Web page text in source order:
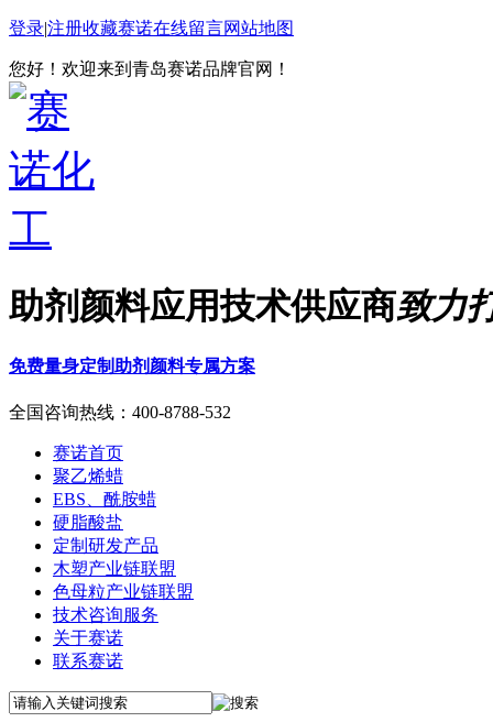
登录|注册收藏赛诺在线留言网站地图
您好！欢迎来到青岛赛诺品牌官网！
助剂颜料应用技术供应商致力
免费量身定制助剂颜料专属方案
全国咨询热线： 400-8788-532
赛诺首页
聚乙烯蜡
EBS、酰胺蜡
硬脂酸盐
定制研发产品
木塑产业链联盟
色母粒产业链联盟
技术咨询服务
关于赛诺
联系赛诺